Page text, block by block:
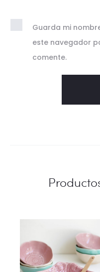
Guarda mi
este navegador
comente.